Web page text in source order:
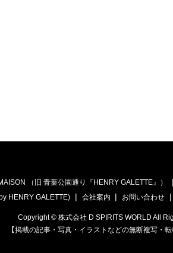
（旧 青葉公園通り『HENRY GALETTE』）
HENRY GALETTE)
会社案内 お問い合わせ
Copyright © 株式会社 D SPIRITS WORLD All
【掲載の記事・写真・イラストなどの無断複写・転